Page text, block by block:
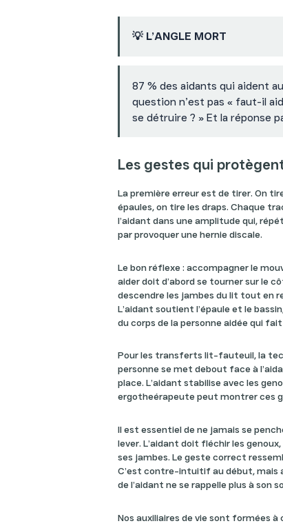
💡 L’ANGLE MORT
87 % des aidants qui aident
question n’est pas « faut-il
se détruire ? » Et la réponse
Les gestes qui
La première erreur est de tirer. On
épaules, on tire les draps. Chaque
l’aidant dans une amplitude qui,
par provoquer une hernie discale.
Le bon réflexe : accompagner le
aider doit d’abord se tourner sur le
descendre les jambes du lit tout en
L’aidant soutient l’épaule et le
du corps de la personne aidée qui
Pour les transferts lit-fauteuil, la
personne se met debout face à
place. L’aidant stabilise avec les
ergotheérapeute peut montrer ces
Il est essentiel de ne jamais se
lever. L’aidant doit fléchir les
ses jambes. Le geste correct
C’est contre-intuitif au début, mais
de l’aidant ne se rappelle plus à son
Nos auxiliaires de vie sont formées